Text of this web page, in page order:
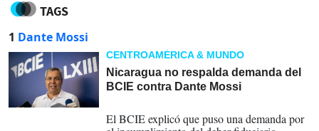
TAGS
1 Dante Mossi
CENTROAMÉRICA & MUNDO
Nicaragua no respalda demanda del
BCIE contra Dante Mossi
El BCIE explicó que puso una demanda por